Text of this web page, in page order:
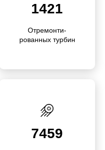
1421
Отремо­нти­
рованных турбин
7459